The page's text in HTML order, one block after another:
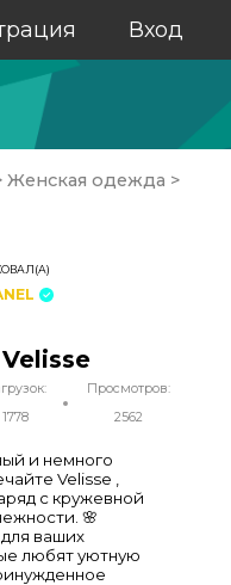
Вход
Женская одежда >
1778
Просмотров:
2562
и немного
Velisse ,
с кружевной
🌸
ваших
любят уютную